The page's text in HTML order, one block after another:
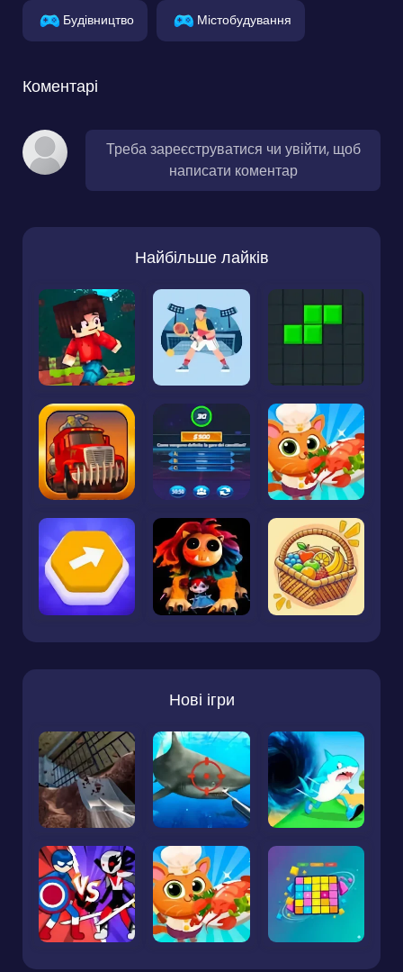
Будівництво Містобудування
Коментарі
Треба зареєструватися чи увійти, щоб
написати коментар
Найбільше лайків
Нові ігри